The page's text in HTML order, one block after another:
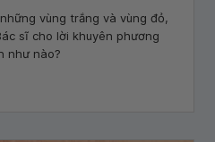
vùng trắng và vùng đỏ,
sĩ cho lời khuyên phương
như nào?